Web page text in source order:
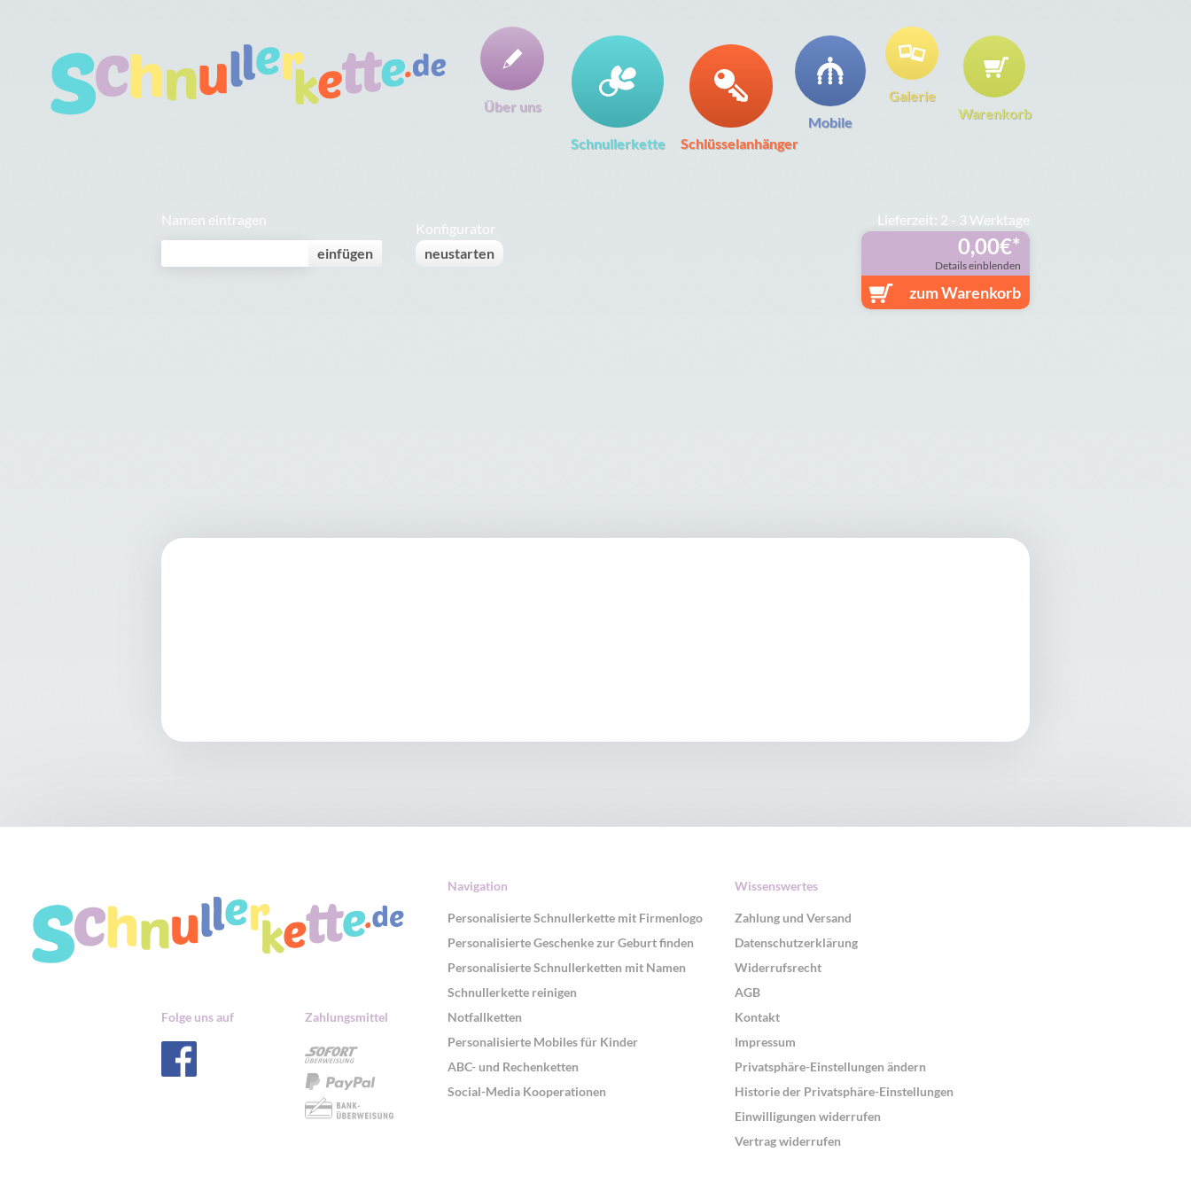
Über uns
Schnullerkette Schlüsselanhänger
Mobile
Galerie
Warenkorb
Namen eintragen
einfügen
Konfigurator
neustarten
Lieferzeit: 2 - 3 Werktage
0,00€
Details einblenden
zum Warenkorb
Folge uns auf Zahlungsmittel
Navigation
Personalisierte Schnullerkette mit Firmenlogo
Personalisierte Geschenke zur Geburt finden
Personalisierte Schnullerketten mit Namen
Schnullerkette reinigen
Notfallketten
Personalisierte Mobiles für Kinder
ABC- und Rechenketten
Social-Media Kooperationen
Wissenswertes
Zahlung und Versand
Datenschutzerklärung
Widerrufsrecht
AGB
Kontakt
Impressum
Privatsphäre-Einstellungen ändern
Historie der Privatsphäre-Einstellungen
Einwilligungen widerrufen
Vertrag widerrufen